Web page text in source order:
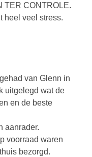
TER CONTROLE.
heel veel stress.
van Glenn in
uitgelegd wat de
en de beste
aanrader.
voorraad waren
bezorgd.